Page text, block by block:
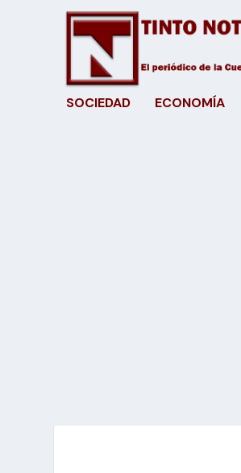
SOCIEDAD ECONOMÍA